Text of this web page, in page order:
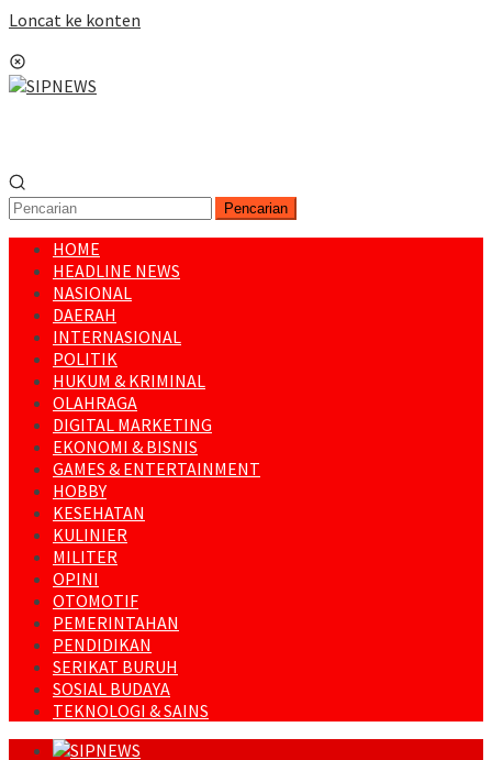
Loncat ke konten
Pencarian
HOME
HEADLINE NEWS
NASIONAL
DAERAH
INTERNASIONAL
POLITIK
HUKUM & KRIMINAL
OLAHRAGA
DIGITAL MARKETING
EKONOMI & BISNIS
GAMES & ENTERTAINMENT
HOBBY
KESEHATAN
KULINIER
MILITER
OPINI
OTOMOTIF
PEMERINTAHAN
PENDIDIKAN
SERIKAT BURUH
SOSIAL BUDAYA
TEKNOLOGI & SAINS